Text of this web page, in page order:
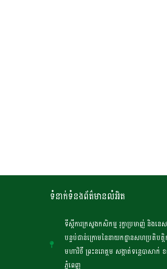
ទំនាក់ទំនងព័ត៌មានលំអិត
ទីស្តីការក្រសួងកសិកម្ម រុក្ខាប្រមាញ់ និងនេ
បន្ទប់ជាន់ក្រោមនៃនាយកដ្ឋានសហប្រតិបត្តិក
មហាវិថី ព្រះនរោត្តម សង្កាត់ទន្លេបាសាក់
ភ្នំពេញ